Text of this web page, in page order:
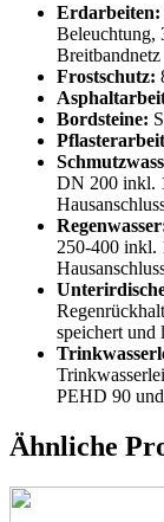
Erdarbeiten:
Beleuchtung,
Breitbandnetz
Frostschutz:
Bordsteine:
DN 200 inkl.
250-400 inkl.
speichert und
PEHD 90
Ähnliche